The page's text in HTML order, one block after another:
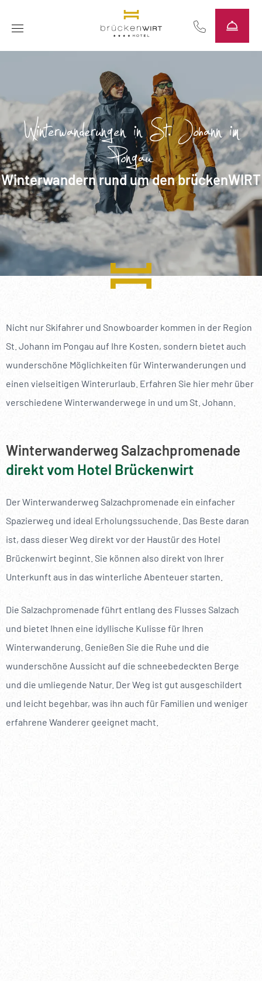
----
----
----
----
----
Winterwanderungen in St. Johann im
Pongau
Winterwandern rund um den brückenWIRT
Nicht nur Skifahrer und Snowboarder kommen in der Region
St. Johann im Pongau auf Ihre Kosten, sondern bietet auch
wunderschöne Möglichkeiten für Winterwanderungen und
einen vielseitigen Winterurlaub. Erfahren Sie hier mehr über
verschiedene Winterwanderwege in und um St. Johann.
Winterwanderweg Salzachpromenade
direkt vom Hotel Brückenwirt
Der Winterwanderweg Salzachpromenade ein einfacher
Spazierweg und ideal Erholungssuchende. Das Beste daran
ist, dass dieser Weg direkt vor der Haustür des Hotel
Brückenwirt beginnt. Sie können also direkt von Ihrer
Unterkunft aus in das winterliche Abenteuer starten.
Die Salzachpromenade führt entlang des Flusses Salzach
und bietet Ihnen eine idyllische Kulisse für Ihren
Winterwanderung. Genießen Sie die Ruhe und die
wunderschöne Aussicht auf die schneebedeckten Berge
und die umliegende Natur. Der Weg ist gut ausgeschildert
und leicht begehbar, was ihn auch für Familien und weniger
erfahrene Wanderer geeignet macht.